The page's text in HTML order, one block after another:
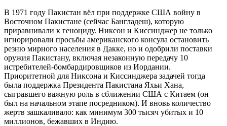
В 1971 году Пакистан вёл при поддержке США войну в
Восточном Пакистане (сейчас Бангладеш), которую
приравнивали к геноциду. Никсон и Киссинджер не только
игнорировали просьбы американского консула остановить
резню мирного населения в Дакке, но и одобрили поставки
оружия Пакистану, включая незаконную передачу 10
истребителей-бомбардировщиков из Иордании.
Приоритетной для Никсона и Киссинджера задачей тогда
была поддержка Президента Пакистана Яхьи Хана,
сыгравшего важную роль в сближении США с Китаем (он
был на начальном этапе посредником). И вновь количество
жертв зашкаливало: как минимум 300 тысяч убитых и 10
миллионов, бежавших в Индию.